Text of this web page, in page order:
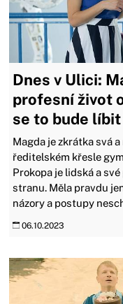
Dnes v Ulici:
profesní život
se to bude líbit
Magda je zkrátka svá
ředitelském křesle
Prokopa je lidská a
stranu. Měla pravdu
názory a postupy
06.10.2023